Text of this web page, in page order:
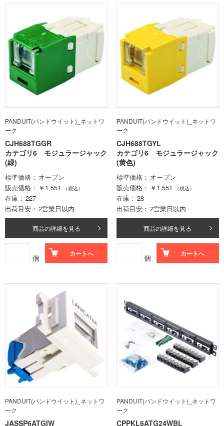
PANDUIT(パンドウイット)_ネットワ
ーク
CJH688TGGR
カテゴリ6 モジュラージャック
(緑)
標準価格
オープン
販売価格
￥1,551 （税込）
在庫
227
出荷目安
2営業日以内
商品の詳細を見る
個 カートへ
PANDUIT(パンドウイット)_ネットワ
ーク
CJH688TGYL
カテゴリ6 モジュラージャック
(黄色)
標準価格
オープン
販売価格
￥1,551 （税込）
在庫
28
出荷目安
2営業日以内
商品の詳細を見る
個 カートへ
PANDUIT(パンドウイット)_ネットワ
ーク
JASSP6ATGIW
PANDUIT(パンドウイット)_ネットワ
ーク
CPPKL6ATG24WBL